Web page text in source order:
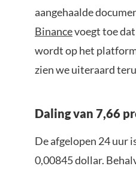
aangehaalde
Binancevoegt toe
wordt op het
zien we uiteraard
Daling van 7,66
De afgelopen 24 uur
0,00845 dollar.